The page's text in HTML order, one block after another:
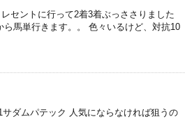
セントに行って2着3着ぶっささりました
馬単行きます。。 色々いるけど、対抗10
ダムパテック 人気にならなければ狙うの